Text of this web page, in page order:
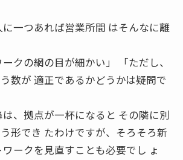
一つあれば営業所間 はそんなに離
クの網の目が細かい」 「ただし、
数が 適正であるかどうかは疑問で
、拠点が一杯になると その隣に別
形でき たわけですが、そろそろ新
ークを見直すことも必要でし ょ